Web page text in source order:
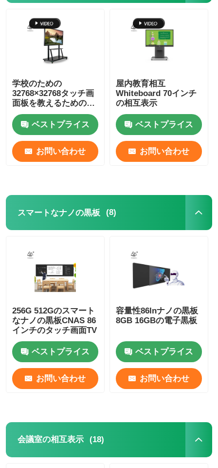
学校のための
32768×32768タッチ画
面板を教えるための
110inの相互板
ベストプライス
お問い合わせ
屋内教育相互
Whiteboard 70インチ
の相互表示
ベストプライス
お問い合わせ
スマートなナノの黒板 (8)
256G 512Gのスマート
なナノの黒板CNAS 86
インチのタッチ画面TV
ベストプライス
お問い合わせ
容量性86Inナノの黒板
8GB 16GBの電子黒板
ベストプライス
お問い合わせ
会議室の相互表示 (18)